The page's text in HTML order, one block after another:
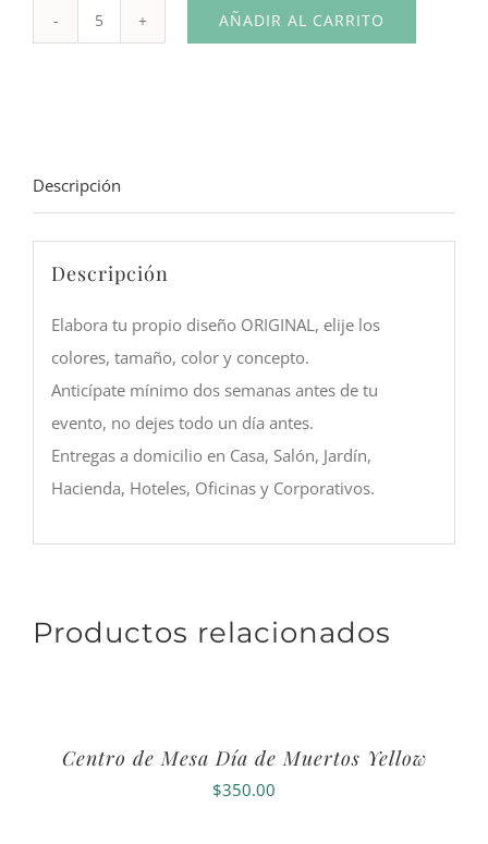
Horizontal
AÑADIR AL CARRITO
Descripción
Descripción
Elabora tu propio diseño ORIGINAL, elije los
colores, tamaño, color y concepto.
Anticípate mínimo dos semanas antes de tu
evento, no dejes todo un día antes.
Entregas a domicilio en Casa, Salón, Jardín,
Hacienda, Hoteles, Oficinas y Corporativos.
Productos relacionados
Centro de Mesa Día de Muertos Yellow
$350.00